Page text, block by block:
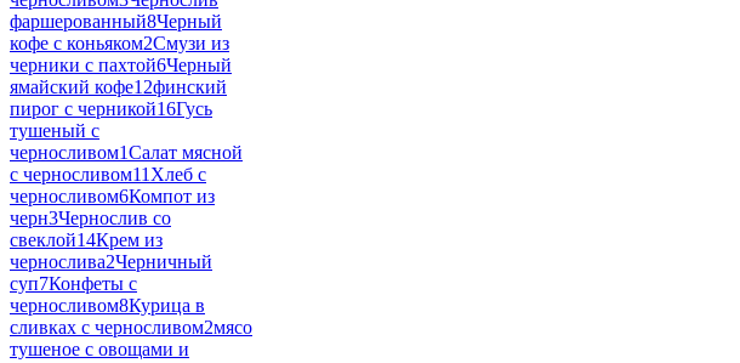
фаршерованный8Черный
кофе с коньяком2Смузи из
черники с пахтой6Черный
ямайский кофе12финский
пирог с черникой16Гусь
тушеный с
черносливом1Салат мясной
с черносливом11Хлеб с
черносливом6Компот из
черн3Чернослив со
свеклой14Крем из
чернослива2Черничный
суп7Конфеты с
черносливом8Курица в
сливках с черносливом2мясо
тушеное с овощами и